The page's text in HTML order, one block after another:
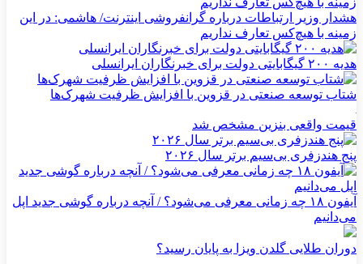
هشدار وزیر ارتباطات درباره گرانفروشی اینترنت/ هاشمی: در این
زمینه با هیچ‌کس تعارف نداریم
هدیه ۲۰۰ گیگابایتی دولت برای خبرنگاران ایرانسلی
شتاب توسعه صنعتی در قزوین با افزایش ظرفیت شهرک‌ها
قیمت واقعی بنزین مشخص شد
پنج هندزفری بی‌سیم برتر سال ۲۰۲۶
آیفون ۱۸ چه زمانی معرفی می‌شود؟ / آنچه درباره گوشی جدید اپل
می‌دانیم
دوران طلایی گلدن ویزا به پایان رسید؟